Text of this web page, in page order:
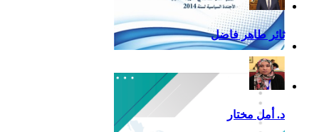
تقرير أمريكا اللاتينية لسنة
2013
ثائر طاهر فاضل
د. أمل مختار